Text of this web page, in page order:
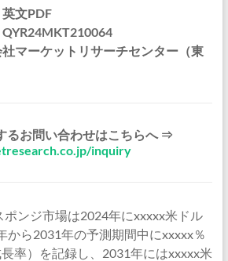
文PDF
マーケットリサーチセンター（東
るお問い合わせはこちらへ ⇒
inquiry
ンジ市場は2024年にxxxxx米ドル
から2031年の予測期間中にxxxxx％
率）を記録し、2031年にはxxxxx米